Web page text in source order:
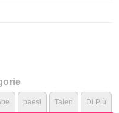
paesi Talen Di Più